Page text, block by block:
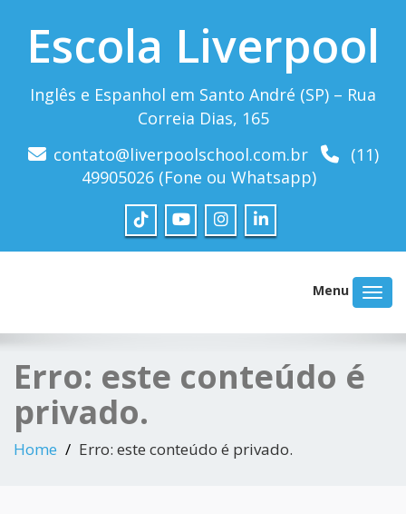
Escola Liverpool
Inglês e Espanhol em Santo André (SP) – Rua
Correia Dias, 165
contato@liverpoolschool.com.br
(11)
49905026 (Fone ou Whatsapp)
Menu
Erro: este conteúdo é
privado.
Home Erro: este conteúdo é privado.